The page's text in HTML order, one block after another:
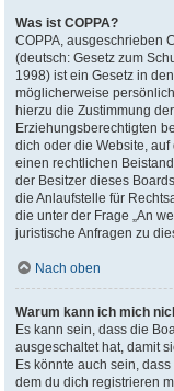
Was ist COPPA?
COPPA, ausgeschrieben
(deutsch: Gesetz zum
1998) ist ein Gesetz in
möglicherweise
hierzu die Zustimmung
Erziehungsberechtigten
dich oder die Website,
einen rechtlichen
der Besitzer dieses
die Anlaufstelle für
die unter der Frage „An
juristische Anfragen zu
Nach oben
Warum kann ich mich
Es kann sein, dass die
ausgeschaltet hat, damit
Es könnte auch sein,
dem du dich registrieren